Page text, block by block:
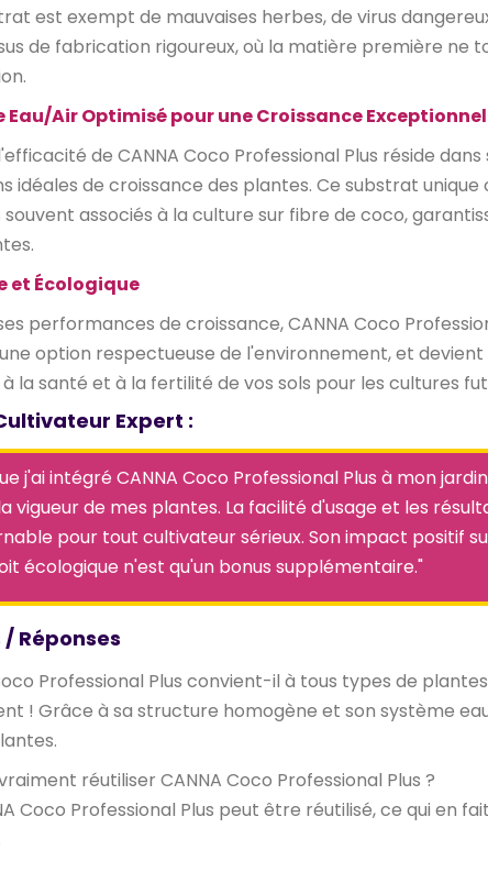
est exempt de mauvaises herbes, de virus
de fabrication rigoureux, où la matière première ne
Eau/Air Optimisé pour une Croissance
de CANNA Coco Professional Plus réside
idéales de croissance des plantes. Ce substrat
associés à la culture sur fibre de coco,
et Écologique
performances de croissance, CANNA Coco
option respectueuse de l'environnement, et
la santé et à la fertilité de vos sols pour les cultures
Expert :
j'ai intégré CANNA Coco Professional Plus à mon
vigueur de mes plantes. La facilité d'usage et les
pour tout cultivateur sérieux. Son impact positif
écologique n'est qu'un bonus supplémentaire."
Réponses
Professional Plus convient-il à tous types de
! Grâce à sa structure homogène et son système
réutiliser CANNA Coco Professional Plus ?
Coco Professional Plus peut être réutilisé, ce qui en